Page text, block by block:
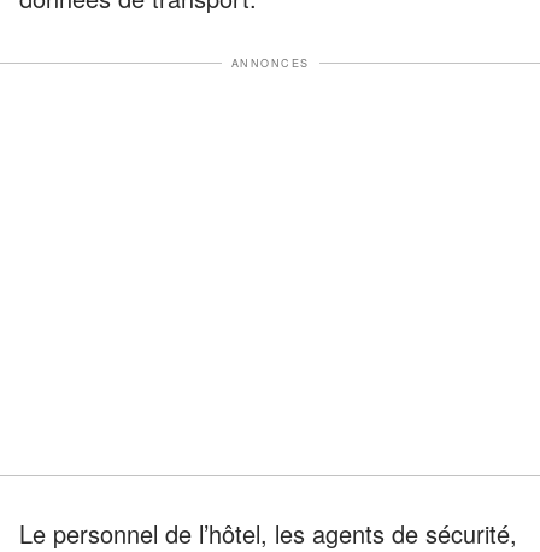
ANNONCES
Le personnel de l’hôtel, les agents de sécurité,